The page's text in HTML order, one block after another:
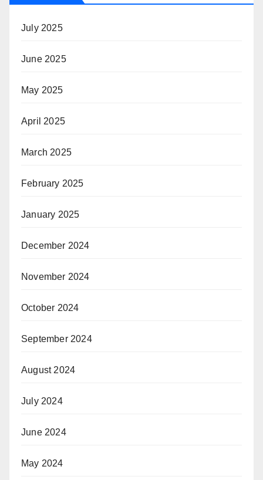
July 2025
June 2025
May 2025
April 2025
March 2025
February 2025
January 2025
December 2024
November 2024
October 2024
September 2024
August 2024
July 2024
June 2024
May 2024